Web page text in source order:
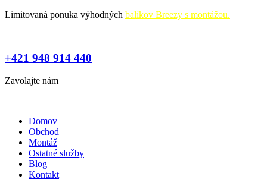
Preskočiť
Limitovaná ponuka výhodných balíkov Breezy s montážou.
+421 948 914 440
Zavolajte nám
Domov
Obchod
Montáž
Ostatné služby
Blog
Kontakt